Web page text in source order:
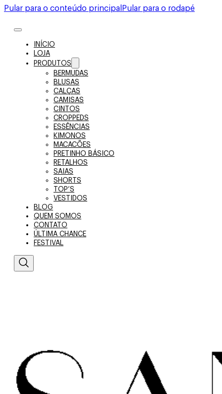
Pular para o conteúdo principal Pular para o rodapé
INÍCIO
LOJA
PRODUTOS
BERMUDAS
BLUSAS
CALÇAS
CAMISAS
CINTOS
CROPPEDS
ESSÊNCIAS
KIMONOS
MACACÕES
PRETINHO BÁSICO
RETALHOS
SAIAS
SHORTS
TOP’S
VESTIDOS
BLOG
QUEM SOMOS
CONTATO
ÚLTIMA CHANCE
FESTIVAL